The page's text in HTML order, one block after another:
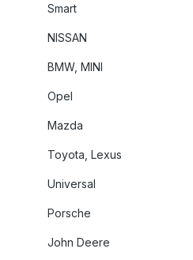
Smart
NISSAN
BMW, MINI
Opel
Mazda
Toyota, Lexus
Universal
Porsche
John Deere